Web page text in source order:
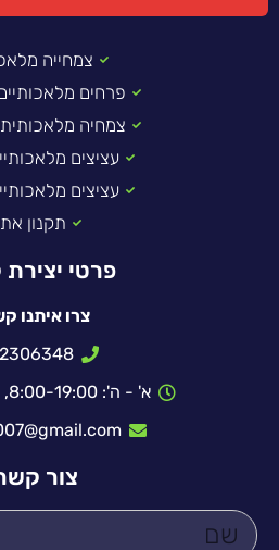
צמחייה
פרחים
צמחיה
עציצים
עציצים
תקנון
פרטי
צרו איתנו
א' - ה': 8:00-19:00, ו': 8:00-13:00
צור